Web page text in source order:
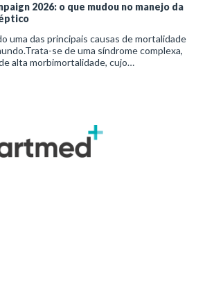
2026: o que mudou no manejo da
uma das principais causas de mortalidade
se de uma síndrome complexa,
alta morbimortalidade, cujo